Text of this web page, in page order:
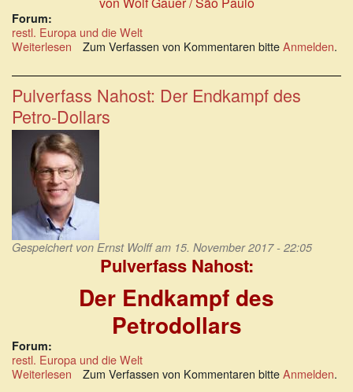
Forum:
restl. Europa und die Welt
Weiterlesen über
Schweizer
Taschenmesser
der
US-
Außenpolitik:
Der
Fall
Venezuela
Zum Verfassen von Kommentaren bitteAnmelden.
Pulverfass Nahost: Der Endkampf des
Petro-Dollars
Gespeichert von Ernst Wolffam 15. November 2017 - 22:05
Pulverfass Nahost:
Der Endkampf des
Petrodollars
Forum:
restl. Europa und die Welt
Weiterlesen über
Zum Verfassen von Kommentaren bitteAnmelden.